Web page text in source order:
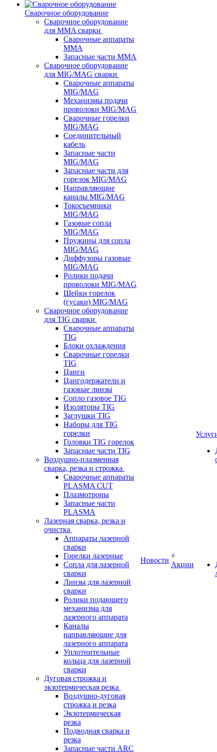
Сварочное оборудование
Сварочное оборудование
для MMA сварки
Сварочные аппараты
MMA
Запасные части MMA
Сварочное оборудование
для MIG/MAG сварки
Сварочные аппараты
MIG/MAG
Механизмы подачи
проволоки MIG/MAG
Сварочные горелки
MIG/MAG
Соединительный
кабель
Запасные части
MIG/MAG
Запасные части для
горелок MIG/MAG
Направляющие
каналы MIG/MAG
Токосъемники
MIG/MAG
Газовые сопла
MIG/MAG
Пружины для сопла
MIG/MAG
Диффузоры газовые
MIG/MAG
Ролики подачи
проволоки MIG/MAG
Шейки горелок
(гусаки) MIG/MAG
Сварочное оборудование
для TIG сварки
Сварочные аппараты
TIG
Блоки охлаждения
Сварочные горелки
TIG
Цанги
Цангодержатели и
газовые линзы
Сопло газовое TIG
Изоляторы TIG
Заглушки TIG
Наборы для TIG
горелки
Головки TIG горелок
Запасные части TIG
Воздушно-плазменная
сварка, резка и строжка
Сварочные аппараты
PLASMA CUT
Плазмотроны
Запасные части
PLASMA
Лазерная сварка, резка и
очистка
Аппараты лазерной
сварки
Горелки лазерные
Сопла для лазерной
сварки
Линзы для лазерной
сварки
Ролики подающего
механизма для
лазерного аппарата
Каналы
направляющие для
лазерного аппарата
Уплотнительные
кольца для лазерной
сварки
Дуговая строжка и
экзотермическая резка
Воздушно-дуговая
строжка и резка
Экзотермическая
резка
Подводная сварка и
резка
Запасные части ARC
Новости
Акции